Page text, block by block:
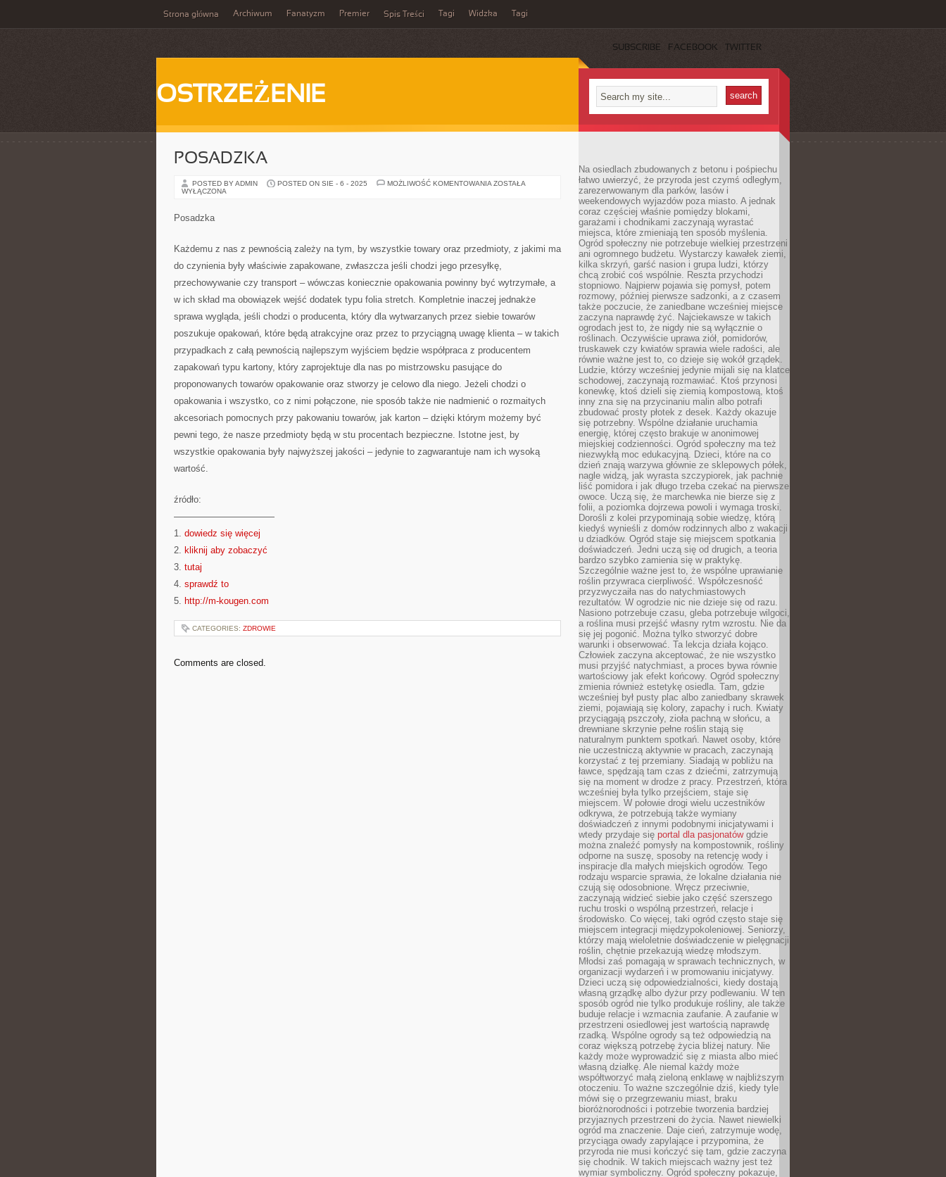
Strona główna Archiwum Fanatyzm Premier Spis Treści Tagi Widzka Tagi
SUBSCRIBE FACEBOOK TWITTER
OSTRZEŻENIE
POSADZKA
POSTED BY ADMIN POSTED ON SIE - 6 - 2025 MOŻLIWOŚĆ KOMENTOWANIA POSADZKA
ZOSTAŁA
WYŁĄCZONA
Posadzka
Każdemu z nas z pewnością zależy na tym, by wszystkie towary oraz przedmioty, z jakimi ma
do czynienia były właściwie zapakowane, zwłaszcza jeśli chodzi jego przesyłkę,
przechowywanie czy transport – wówczas koniecznie opakowania powinny być wytrzymałe, a
w ich skład ma obowiązek wejść dodatek typu folia stretch. Kompletnie inaczej jednakże
sprawa wygląda, jeśli chodzi o producenta, który dla wytwarzanych przez siebie towarów
poszukuje opakowań, które będą atrakcyjne oraz przez to przyciągną uwagę klienta – w takich
przypadkach z całą pewnością najlepszym wyjściem będzie współpraca z producentem
zapakowań typu kartony, który zaprojektuje dla nas po mistrzowsku pasujące do
proponowanych towarów opakowanie oraz stworzy je celowo dla niego. Jeżeli chodzi o
opakowania i wszystko, co z nimi połączone, nie sposób także nie nadmienić o rozmaitych
akcesoriach pomocnych przy pakowaniu towarów, jak karton – dzięki którym możemy być
pewni tego, że nasze przedmioty będą w stu procentach bezpieczne. Istotne jest, by
wszystkie opakowania były najwyższej jakości – jedynie to zagwarantuje nam ich wysoką
wartość.
źródło:
———————————
1. dowiedz się więcej
2. kliknij aby zobaczyć
3. tutaj
4. sprawdź to
5. http://m-kougen.com
CATEGORIES: ZDROWIE
Comments are closed.
Na osiedlach zbudowanych z betonu i pośpiechu
łatwo uwierzyć, że przyroda jest czymś odległym,
zarezerwowanym dla parków, lasów i
weekendowych wyjazdów poza miasto. A jednak
coraz częściej właśnie pomiędzy blokami,
garażami i chodnikami zaczynają wyrastać
miejsca, które zmieniają ten sposób myślenia.
Ogród społeczny nie potrzebuje wielkiej przestrzeni
ani ogromnego budżetu. Wystarczy kawałek ziemi,
kilka skrzyń, garść nasion i grupa ludzi, którzy
chcą zrobić coś wspólnie. Reszta przychodzi
stopniowo. Najpierw pojawia się pomysł, potem
rozmowy, później pierwsze sadzonki, a z czasem
także poczucie, że zaniedbane wcześniej miejsce
zaczyna naprawdę żyć. Najciekawsze w takich
ogrodach jest to, że nigdy nie są wyłącznie o
roślinach. Oczywiście uprawa ziół, pomidorów,
truskawek czy kwiatów sprawia wiele radości, ale
równie ważne jest to, co dzieje się wokół grządek.
Ludzie, którzy wcześniej jedynie mijali się na klatce
schodowej, zaczynają rozmawiać. Ktoś przynosi
konewkę, ktoś dzieli się ziemią kompostową, ktoś
inny zna się na przycinaniu malin albo potrafi
zbudować prosty płotek z desek. Każdy okazuje
się potrzebny. Wspólne działanie uruchamia
energię, której często brakuje w anonimowej
miejskiej codzienności. Ogród społeczny ma też
niezwykłą moc edukacyjną. Dzieci, które na co
dzień znają warzywa głównie ze sklepowych półek,
nagle widzą, jak wyrasta szczypiorek, jak pachnie
liść pomidora i jak długo trzeba czekać na pierwsze
owoce. Uczą się, że marchewka nie bierze się z
folii, a poziomka dojrzewa powoli i wymaga troski.
Dorośli z kolei przypominają sobie wiedzę, którą
kiedyś wynieśli z domów rodzinnych albo z wakacji
u dziadków. Ogród staje się miejscem spotkania
doświadczeń. Jedni uczą się od drugich, a teoria
bardzo szybko zamienia się w praktykę.
Szczególnie ważne jest to, że wspólne uprawianie
roślin przywraca cierpliwość. Współczesność
przyzwyczaiła nas do natychmiastowych
rezultatów. W ogrodzie nic nie dzieje się od razu.
Nasiono potrzebuje czasu, gleba potrzebuje wilgoci,
a roślina musi przejść własny rytm wzrostu. Nie da
się jej pogonić. Można tylko stworzyć dobre
warunki i obserwować. Ta lekcja działa kojąco.
Człowiek zaczyna akceptować, że nie wszystko
musi przyjść natychmiast, a proces bywa równie
wartościowy jak efekt końcowy. Ogród społeczny
zmienia również estetykę osiedla. Tam, gdzie
wcześniej był pusty plac albo zaniedbany skrawek
ziemi, pojawiają się kolory, zapachy i ruch. Kwiaty
przyciągają pszczoły, zioła pachną w słońcu, a
drewniane skrzynie pełne roślin stają się
naturalnym punktem spotkań. Nawet osoby, które
nie uczestniczą aktywnie w pracach, zaczynają
korzystać z tej przemiany. Siadają w pobliżu na
ławce, spędzają tam czas z dziećmi, zatrzymują
się na moment w drodze z pracy. Przestrzeń, która
wcześniej była tylko przejściem, staje się
miejscem. W połowie drogi wielu uczestników
odkrywa, że potrzebują także wymiany
doświadczeń z innymi podobnymi inicjatywami i
wtedy przydaje się portal dla pasjonatówgdzie
można znaleźć pomysły na kompostownik, rośliny
odporne na suszę, sposoby na retencję wody i
inspiracje dla małych miejskich ogrodów. Tego
rodzaju wsparcie sprawia, że lokalne działania nie
czują się odosobnione. Wręcz przeciwnie,
zaczynają widzieć siebie jako część szerszego
ruchu troski o wspólną przestrzeń, relacje i
środowisko. Co więcej, taki ogród często staje się
miejscem integracji międzypokoleniowej. Seniorzy,
którzy mają wieloletnie doświadczenie w pielęgnacji
roślin, chętnie przekazują wiedzę młodszym.
Młodsi zaś pomagają w sprawach technicznych, w
organizacji wydarzeń i w promowaniu inicjatywy.
Dzieci uczą się odpowiedzialności, kiedy dostają
własną grządkę albo dyżur przy podlewaniu. W ten
sposób ogród nie tylko produkuje rośliny, ale także
buduje relacje i wzmacnia zaufanie. A zaufanie w
przestrzeni osiedlowej jest wartością naprawdę
rzadką. Wspólne ogrody są też odpowiedzią na
coraz większą potrzebę życia bliżej natury. Nie
każdy może wyprowadzić się z miasta albo mieć
własną działkę. Ale niemal każdy może
współtworzyć małą zieloną enklawę w najbliższym
otoczeniu. To ważne szczególnie dziś, kiedy tyle
mówi się o przegrzewaniu miast, braku
bioróżnorodności i potrzebie tworzenia bardziej
przyjaznych przestrzeni do życia. Nawet niewielki
ogród ma znaczenie. Daje cień, zatrzymuje wodę,
przyciąga owady zapylające i przypomina, że
przyroda nie musi kończyć się tam, gdzie zaczyna
się chodnik. W takich miejscach ważny jest też
wymiar symboliczny. Ogród społeczny pokazuje,